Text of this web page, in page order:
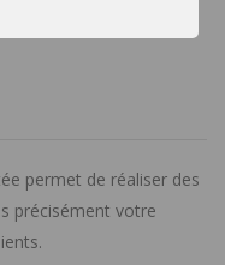
plus
régler tous vos
permet de réaliser des
précisément votre